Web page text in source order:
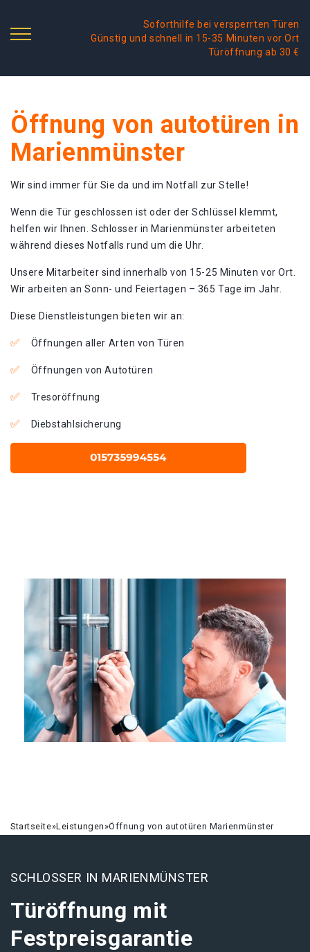
Soforthilfe bei versperrten Türen
Günstig und schnell in 15-35 Minuten vor Ort
Türöffnung ab 30 €
Öffnung von autotüren in
Marienmünster
Wir sind immer für Sie da und im Notfall zur Stelle!
Wenn die Tür geschlossen ist oder der Schlüssel klemmt,
helfen wir Ihnen. Schlosser in Marienmünster arbeiteten
während dieses Notfalls rund um die Uhr.
Unsere Mitarbeiter sind innerhalb von 15-25 Minuten vor Ort.
Wir arbeiten an Sonn- und Feiertagen – 365 Tage im Jahr.
Diese Dienstleistungen bieten wir an:
Öffnungen aller Arten von Türen
Öffnungen von Autotüren
Tresoröffnung
Diebstahlsicherung
Startseite»Leistungen»Öffnung von autotüren Marienmünster
SCHLOSSER IN MARIENMÜNSTER
Türöffnung mit
Festpreisgarantie